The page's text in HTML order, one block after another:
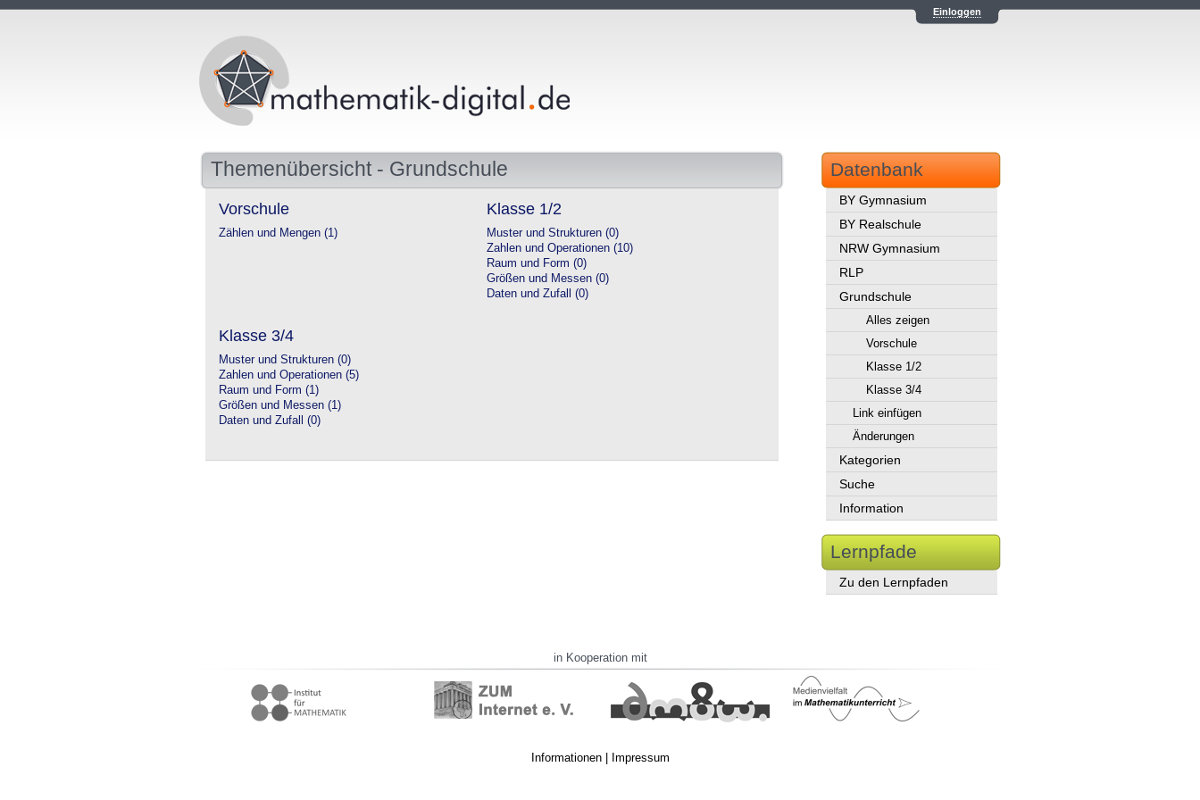
Einloggen
Themenübersicht - Grundschule
Vorschule
Zählen und Mengen (1)
Klasse 1/2
Muster und Strukturen (0)
Zahlen und Operationen (10)
Raum und Form (0)
Größen und Messen (0)
Daten und Zufall (0)
Klasse 3/4
Muster und Strukturen (0)
Zahlen und Operationen (5)
Raum und Form (1)
Größen und Messen (1)
Daten und Zufall (0)
Datenbank
BY Gymnasium
BY Realschule
NRW Gymnasium
RLP
Grundschule
Alles zeigen
Vorschule
Klasse 1/2
Klasse 3/4
Link einfügen
Änderungen
Kategorien
Suche
Information
Lernpfade
Zu den Lernpfaden
in Kooperation mit
Informationen| Impressum